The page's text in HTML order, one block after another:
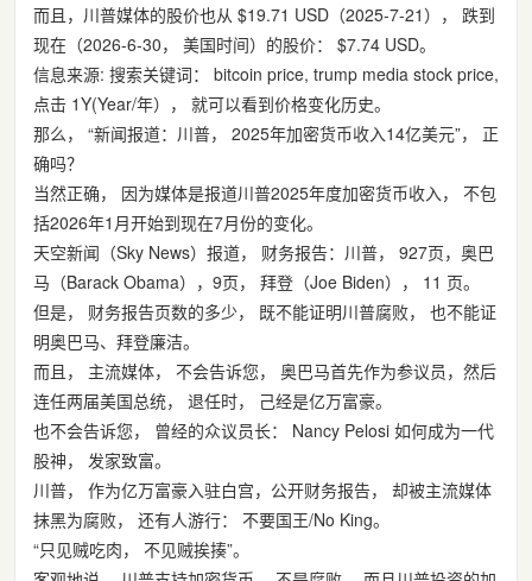
而且，川普媒体的股价也从 $19.71 USD（2025-7-21）， 跌到
现在（2026-6-30， 美国时间）的股价： $7.74 USD。
信息来源: 搜索关键词： bitcoin price, trump media stock price,
点击 1Y(Year/年）， 就可以看到价格变化历史。
那么， “新闻报道：川普， 2025年加密货币收入14亿美元”， 正
确吗？
当然正确， 因为媒体是报道川普2025年度加密货币收入， 不包
括2026年1月开始到现在7月份的变化。
天空新闻（Sky News）报道， 财务报告：川普， 927页，奥巴
马（Barack Obama），9页， 拜登（Joe Biden）， 11 页。
但是， 财务报告页数的多少， 既不能证明川普腐败， 也不能证
明奥巴马、拜登廉洁。
而且， 主流媒体， 不会告诉您， 奥巴马首先作为参议员，然后
连任两届美国总统， 退任时， 己经是亿万富豪。
也不会告诉您， 曾经的众议员长： Nancy Pelosi 如何成为一代
股神， 发家致富。
川普， 作为亿万富豪入驻白宫，公开财务报告， 却被主流媒体
抹黑为腐败， 还有人游行： 不要国王/No King。
“只见贼吃肉， 不见贼挨揍”。